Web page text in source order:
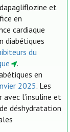
et
en
cardiaque
diabétiques
du
.
en
2025. Les
avec l’insuline et
déshydratation